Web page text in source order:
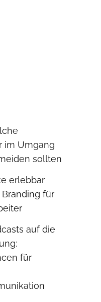
im Umgang
sollten
erlebbar
für
auf die
für